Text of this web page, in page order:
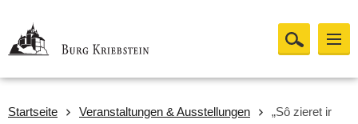
Startseite Veranstaltungen & Ausstellungen
„Sô zieret ir